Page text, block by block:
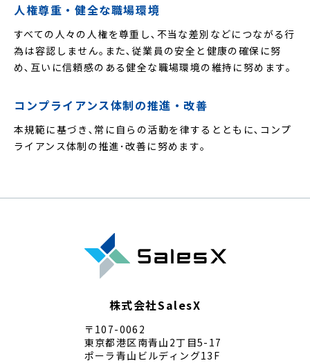
人権尊重・健全な職場環境
すべての人々の人権を尊重し､不当な差別などにつながる行
為は容認しません｡また､従業員の安全と健康の確保に努
め､互いに信頼感のある健全な職場環境の維持に努めます｡
コンプライアンス体制の推進・改善
本規範に基づき､常に自らの活動を律するとともに､コンプ
ライアンス体制の推進･改善に努めます｡
株式会社SalesX
〒107-0062
東京都港区南青山2丁目5-17
ポーラ青山ビルディング13F